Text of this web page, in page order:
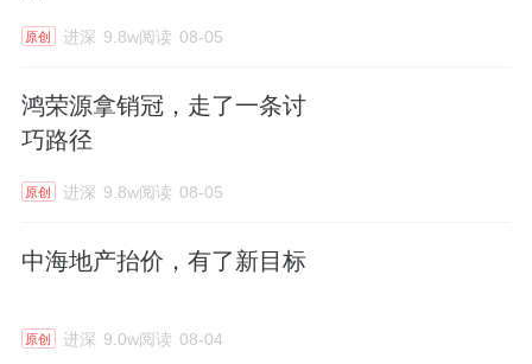
原创 进深 9.8w阅读 08-05
鸿荣源拿销冠，走了一条讨
巧路径
原创 进深 9.8w阅读 08-05
中海地产抬价，有了新目标
原创 进深 9.0w阅读 08-04